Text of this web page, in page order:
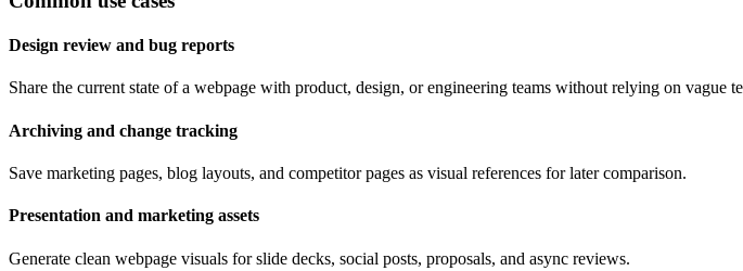
Design review and bug reports
Share the current state of a webpage with product, design, or engineering teams without relying on vague
Archiving and change tracking
Save marketing pages, blog layouts, and competitor pages as visual references for later comparison.
Presentation and marketing assets
Generate clean webpage visuals for slide decks, social posts, proposals, and async reviews.